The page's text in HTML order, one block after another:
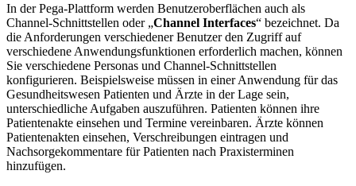
In der Pega-Plattform werden Benutzeroberflächen auch als
Channel-Schnittstellen oder „Channel Interfaces“ bezeichnet. Da
die Anforderungen verschiedener Benutzer den Zugriff auf
verschiedene Anwendungsfunktionen erforderlich machen, können
Sie verschiedene Personas und Channel-Schnittstellen
konfigurieren. Beispielsweise müssen in einer Anwendung für das
Gesundheitswesen Patienten und Ärzte in der Lage sein,
unterschiedliche Aufgaben auszuführen. Patienten können ihre
Patientenakte einsehen und Termine vereinbaren. Ärzte können
Patientenakten einsehen, Verschreibungen eintragen und
Nachsorgekommentare für Patienten nach Praxisterminen
hinzufügen.